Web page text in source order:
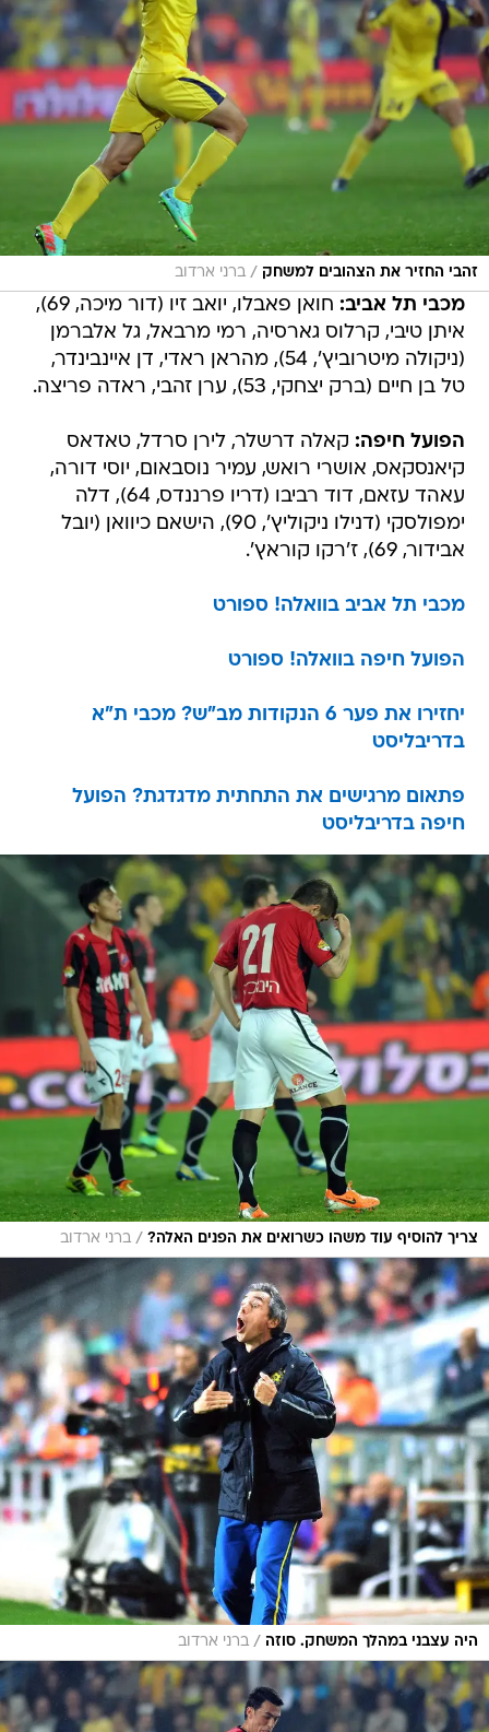
זהבי החזיר את הצהובים למשחק / ברני ארדוב
מכבי תל אביב:
חואן פאבלו, יואב זיו (דור מיכה, 69),
איתן טיבי, קרלוס גארסיה, רמי מרבאל, גל אלברמן
(ניקולה מיטרוביץ', 54), מהראן ראדי, דן איינבינדר,
טל בן חיים (ברק יצחקי, 53), ערן זהבי, ראדה פריצה.
הפועל חיפה: קאלה דרשלר, לירן סרדל, טאדאס
קיאנסקאס, אושרי רואש, עמיר נוסבאום, יוסי דורה,
עאהד עזאם, דוד רביבו (דריו פרננדס, 64), דלה
ימפולסקי (דנילו ניקוליץ', 90), הישאם כיוואן (יובל
אבידור, 69), ז'רקו קוראץ'.
מכבי תל אביב בוואלה! ספורט
הפועל חיפה בוואלה! ספורט
יחזירו את פער 6 הנקודות מב"ש? מכבי ת"א
בדריבליסט
פתאום מרגישים את התחתית מדגדגת? הפועל
חיפה בדריבליסט
צריך להוסיף עוד משהו כשרואים את הפנים האלה? / ברני ארדוב
היה עצבני במהלך המשחק. סוזה / ברני ארדוב